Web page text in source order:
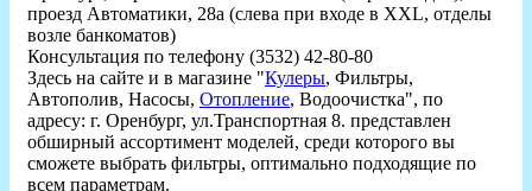
проезд Автоматики, 28а (cлева при входе в XXL, отделы
возле банкоматов)
Консультация по телефону (3532) 42-80-80
Здесь на сайте и в магазине "Кулеры, Фильтры,
Автополив, Насосы, Отопление, Водоочистка", по
адресу: г. Оренбург, ул.Транспортная 8. представлен
обширный ассортимент моделей, среди которого вы
сможете выбрать фильтры, оптимально подходящие по
всем параметрам.